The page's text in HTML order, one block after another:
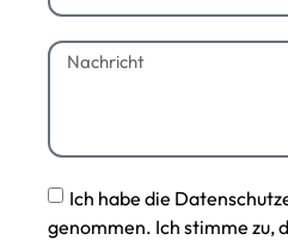
Ich habe die
genommen. Ich stimme zu,